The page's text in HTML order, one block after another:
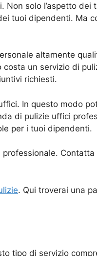
solo l’aspetto dei
tuoi dipendenti. Ma
altamente
un servizio di
richiesti.
In questo modo
di pulizie uffici
per i tuoi dipendenti.
. Qui troverai una
tipo di servizio